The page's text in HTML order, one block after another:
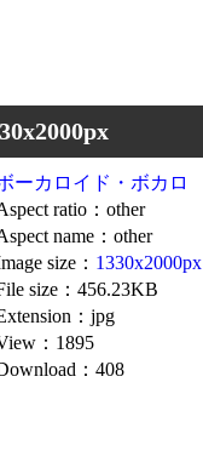
ーカロイド・ボカロ
ratio：other
name：other
size： 1330x2000px
size：456.23KB
：jpg
：1895
：408